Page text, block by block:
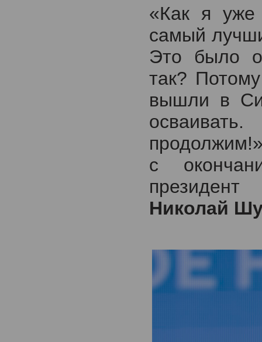
«Как я уже
самый
Это было
так?
вышли в
с
Николай